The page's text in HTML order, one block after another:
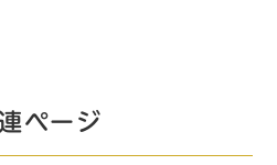
ページ